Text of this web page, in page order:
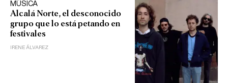
MÚSICA
Alcalá Norte, el desconocido
grupo que lo está petando en
festivales
IRENE ÁLVAREZ